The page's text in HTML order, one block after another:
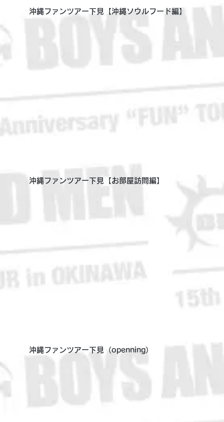
沖縄ファンツアー下見【沖縄ソウルフード編】
沖縄ファンツアー下見【お部屋訪問編】
沖縄ファンツアー下見（openning）